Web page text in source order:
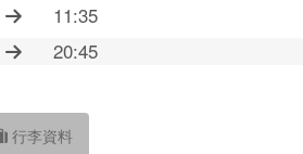
11:35
20:45
行李資料